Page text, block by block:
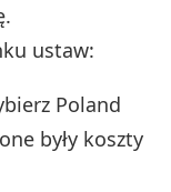
ustaw:
Poland
były koszty